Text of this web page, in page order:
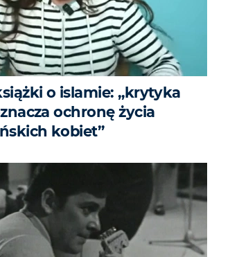
o islamie: „krytyka
ochronę życia
kobiet”